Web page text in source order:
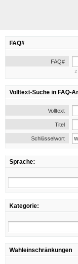
FAQ#
FAQ#
Volltext-Suche in FAQ-
Volltext
Titel
Schlüsselwort
Sprache:
Kategorie:
Wahleinschränkungen